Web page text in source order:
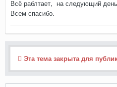
Всё раблтает, на следующий
Всем спасибо.
Эта тема закрыта для